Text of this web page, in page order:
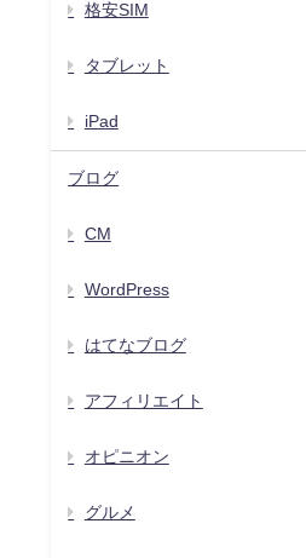
格安SIM
タブレット
iPad
ブログ
CM
WordPress
はてなブログ
アフィリエイト
オピニオン
グルメ